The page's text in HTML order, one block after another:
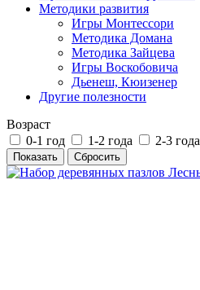
Методики развития
Игры Монтессори
Методика Домана
Методика Зайцева
Игры Воскобовича
Дьенеш, Кюизенер
Другие полезности
Возраст
0-1 год
1-2 года 2-3 года